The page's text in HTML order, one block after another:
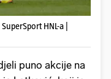
puno akcije na
Ipak, na